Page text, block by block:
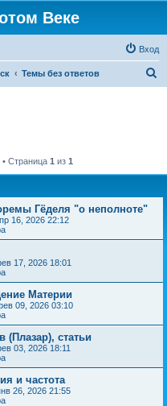
Веке
Вход
Темы без ответов
• Страница 1 из 1
Гёделя "о неполноте"
16, 2026 22:12
17, 2026 18:01
Материи
09, 2026 03:10
статьи
03, 2026 18:11
и частота
26, 2026 21:55